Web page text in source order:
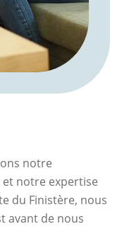
notre
notre expertise
du Finistère, nous
avant de nous